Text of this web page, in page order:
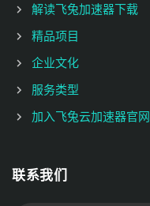
解读飞兔加速器下载
精品项目
企业文化
服务类型
加入飞兔云加速器官网
联系我们